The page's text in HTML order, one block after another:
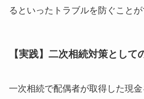
るといったトラブルを防ぐことが
【実践】二次相続対策として
一次相続で配偶者が取得した現金